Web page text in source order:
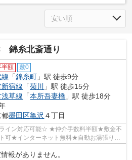
錦糸北斎通り
半額 敷0
「錦糸町 」駅 徒歩9分
宿線 「菊川
」駅 徒歩15分
草線 「本所吾妻橋 」駅 徒歩18分
都墨田区亀沢 ４丁目
イン対応可能☆ ★仲介手数料半額★敷金不
可★インターネット無料★自動お湯張り・
報がありません。